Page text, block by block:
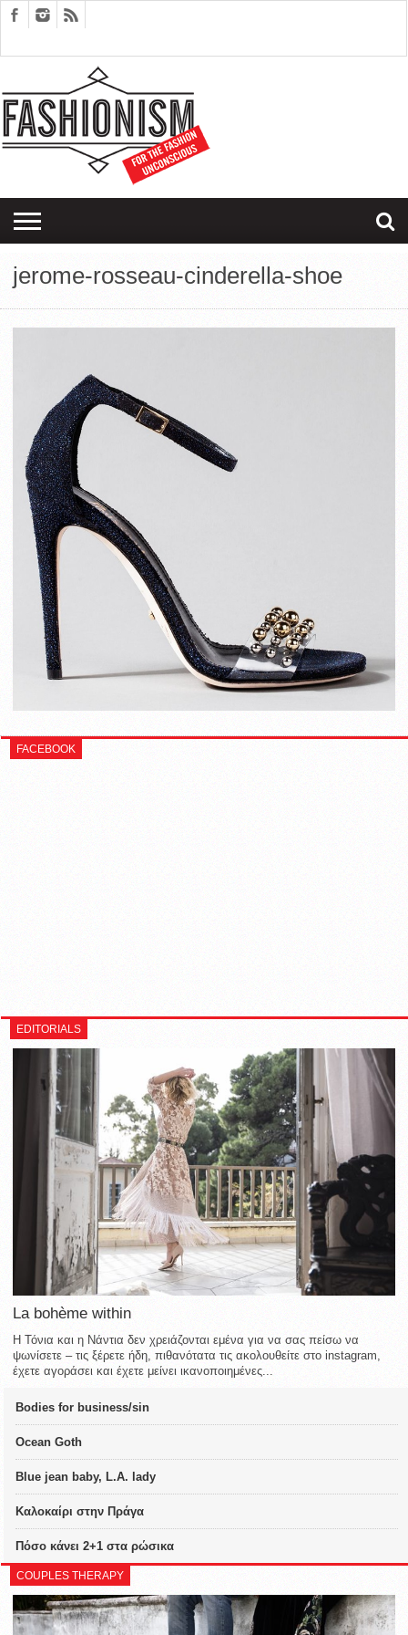
EDITORIALS
COUPLES
THERAPY
SARTORIAGRAM
jerome-rosseau-cinderella-shoe
FACEBOOK
EDITORIALS
La bohème within
Η Τόνια και η Νάντια δεν χρειάζονται εμένα για να σας πείσω να
ψωνίσετε – τις ξέρετε ήδη, πιθανότατα τις ακολουθείτε στο instagram,
έχετε αγοράσει και έχετε μείνει ικανοποιημένες...
Bodies for business/sin
Ocean Goth
Blue jean baby, L.A. lady
Καλοκαίρι στην Πράγα
Πόσο κάνει 2+1 στα ρώσικα
COUPLES THERAPY